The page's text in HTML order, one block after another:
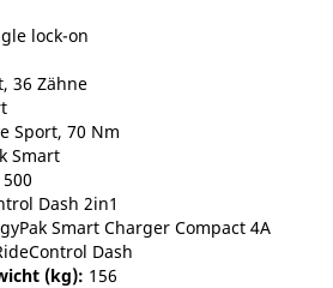
lock-on
36 Zähne
Sport, 70 Nm
Smart
500
Dash 2in1
Smart Charger Compact 4A
Dash
(kg): 156